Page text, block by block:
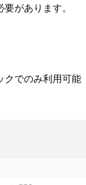
があります。
クでのみ利用可能